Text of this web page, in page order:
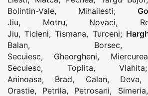
Bolintin-Vale, Mihailesti;
Jiu, Motru, Novaci,
Jiu,Ticleni,Tismana, Turceni;
Balan, Borsec
Secuiesc, Gheorgheni,
Secuiesc, Toplita,Vlahita
Aninoasa, Brad, Calan, Deva,
Orastie, Petrila, Petrosani, Simeria